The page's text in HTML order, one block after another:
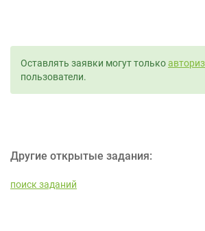
Оставлять заявки могут только
пользователи.
Другие открытые задания:
поиск заданий